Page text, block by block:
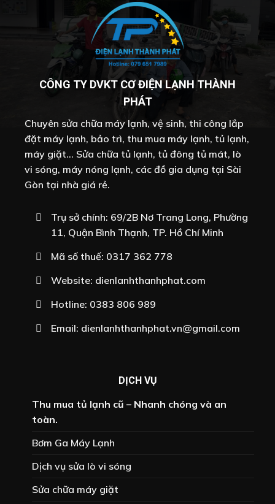
CÔNG TY DVKT CƠ ĐIỆN LẠNH THÀNH
PHÁT
Chuyên sửa chữa máy lạnh, vệ sinh, thi công lắp
đặt máy lạnh, bảo trì, thu mua máy lạnh, tủ lạnh,
máy giặt... Sửa chữa tủ lạnh, tủ đông tủ mát, lò
vi sóng, máy nóng lạnh, các đồ gia dụng tại Sài
Gòn tại nhà giá rẻ.
Trụ sở chính: 69/2B Nơ Trang Long, Phường
11, Quận Bình Thạnh, TP. Hồ Chí Minh
Mã số thuế: 0317 362 778
Website: dienlanhthanhphat.com
Hotline: 0383 806 989
Email: dienlanhthanhphat.vn@gmail.com
DỊCH VỤ
Thu mua tủ lạnh cũ – Nhanh chóng và an
toàn.
Bơm Ga Máy Lạnh
Dịch vụ sửa lò vi sóng
Sửa chữa máy giặt